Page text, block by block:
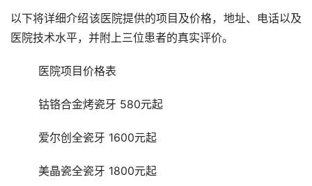
以下将详细介绍该医院提供的项目及价格，地址、电话以及
医院技术水平，并附上三位患者的真实评价。
	医院项目价格表
	钴铬合金烤瓷牙 580元起
	爱尔创全瓷牙 1600元起
	美晶瓷全瓷牙 1800元起